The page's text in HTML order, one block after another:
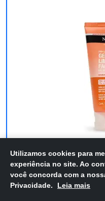
Gel de Limpeza
Clean Intensive
Utilizamos cookies para
experiência no site. Ao
você concorda com a
Privacidade.
Leia mais